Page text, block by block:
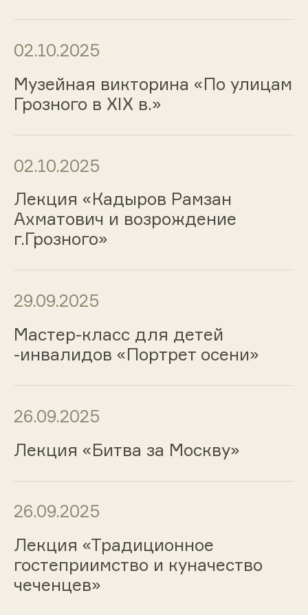
02.10.2025
Музейная викторина «По улицам
Грозного в XIX в.»
02.10.2025
Лекция «Кадыров Рамзан
Ахматович и возрождение
г.Грозного»
29.09.2025
Мастер-класс для детей
-инвалидов «Портрет осени»
26.09.2025
Лекция «Битва за Москву»
26.09.2025
Лекция «Традиционное
гостеприимство и куначество
чеченцев»